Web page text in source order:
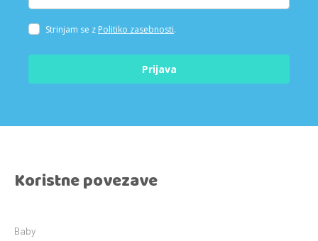
Strinjam se z Politiko zasebnosti.
Prijava
Koristne povezave
Baby